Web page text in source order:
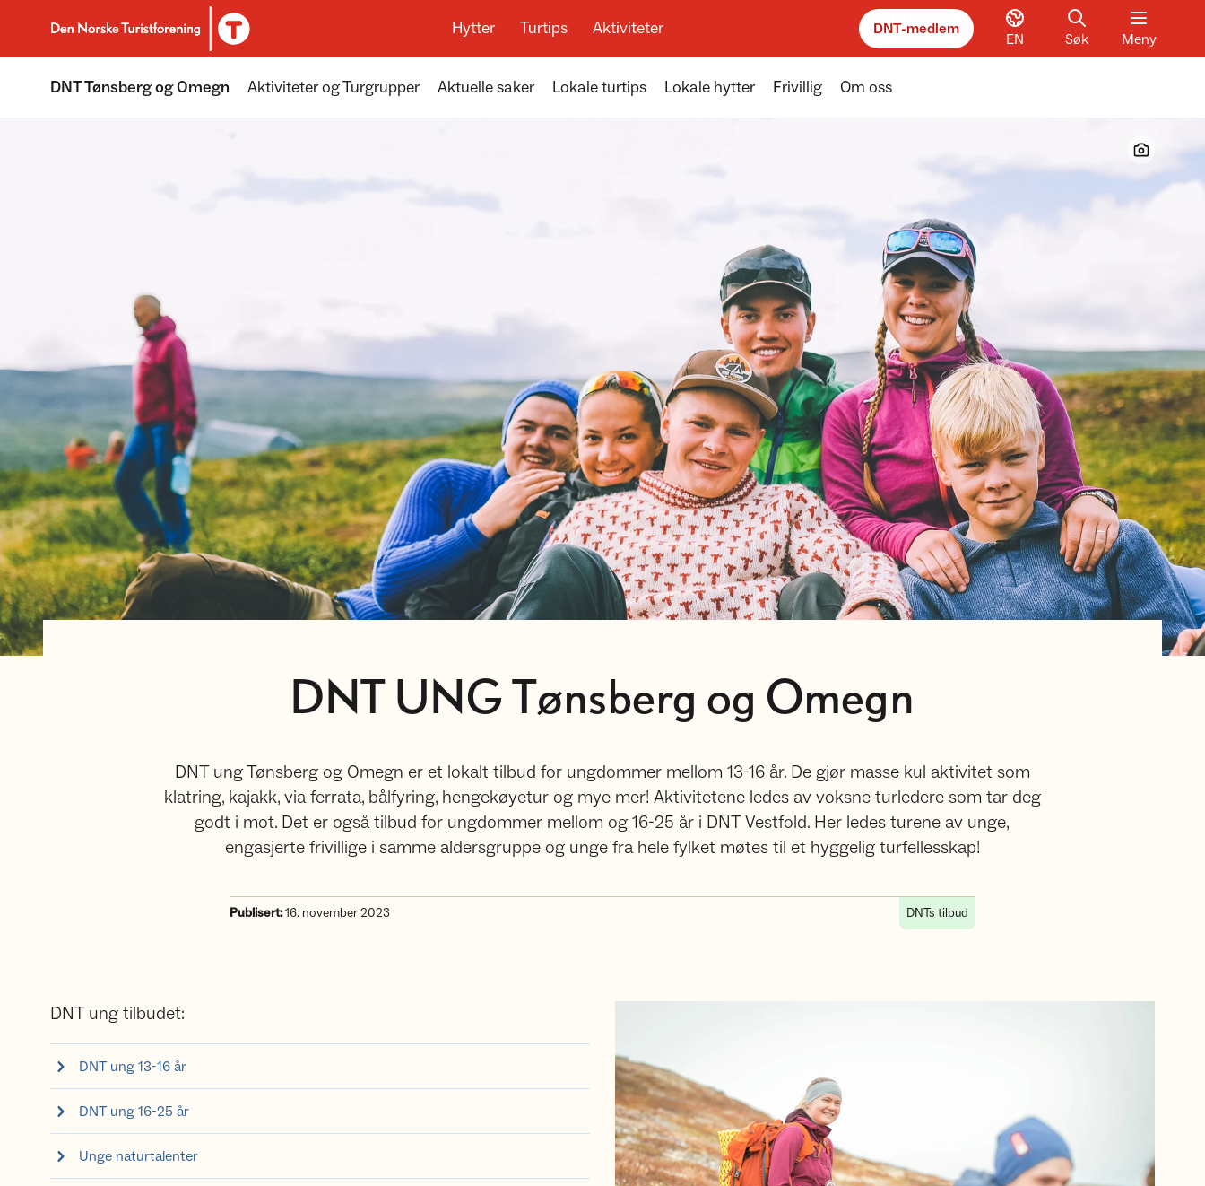
Til DNT.no forside
Hytter Turtips Aktiviteter DNT-medlem
EN Søk Meny
DNT Tønsberg og Omegn Aktiviteter og Turgrupper Aktuelle saker Lokale turtips Lokale hytter Frivillig Om oss
DNT UNG Tønsberg og Omegn
DNT ung Tønsberg og Omegn er et lokalt tilbud for ungdommer mellom 13-16 år. De gjør masse kul aktivitet som
klatring, kajakk, via ferrata, bålfyring, hengekøyetur og mye mer! Aktivitetene ledes av voksne turledere som tar deg
godt i mot. Det er også tilbud for ungdommer mellom og 16-25 år i DNT Vestfold. Her ledes turene av unge,
engasjerte frivillige i samme aldersgruppe og unge fra hele fylket møtes til et hyggelig turfellesskap!
Publisert:16. november 2023 DNTs tilbud
DNT ung tilbudet:
DNT ung 13-16 år
DNT ung 16-25 år
Unge naturtalenter